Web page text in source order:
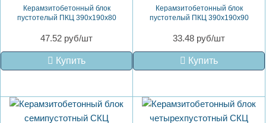
Керамзитобетонный блок
пустотелый ПКЦ 390х190х80
47.52 руб/шт
Купить
Керамзитобетонный блок
пустотелый ПКЦ 390х190х90
33.48 руб/шт
Купить